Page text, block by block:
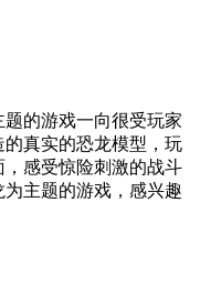
题的游戏一向很受玩家
真实的恐龙模型，玩
感受惊险刺激的战斗
主题的游戏，感兴趣